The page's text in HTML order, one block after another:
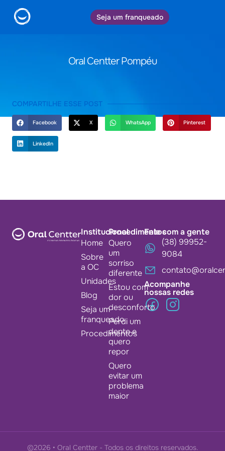
Seja um franqueado
Oral Centter Pompéu
COMPARTILHE ESSE POST
Facebook X WhatsApp Pinterest
LinkedIn
Institucional
Home
Sobre
a OC
Unidades
Blog
Seja um
franqueado
Procedimentos
Procedimentos
Quero
um
sorriso
diferente
Estou com
dor ou
desconforto
Perdi um
dente e
quero
repor
Quero
evitar um
problema
maior
Fale com a gente
(38) 99952-
9084
Acompanhe
nossas redes
©2026 • Oral Centter - Todos os direitos reservados.